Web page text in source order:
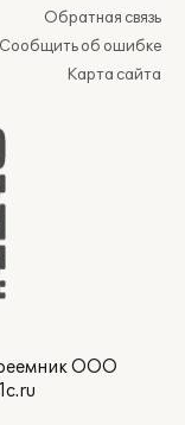
Обратная связь
Сообщить об ошибке
Карта сайта
ООО